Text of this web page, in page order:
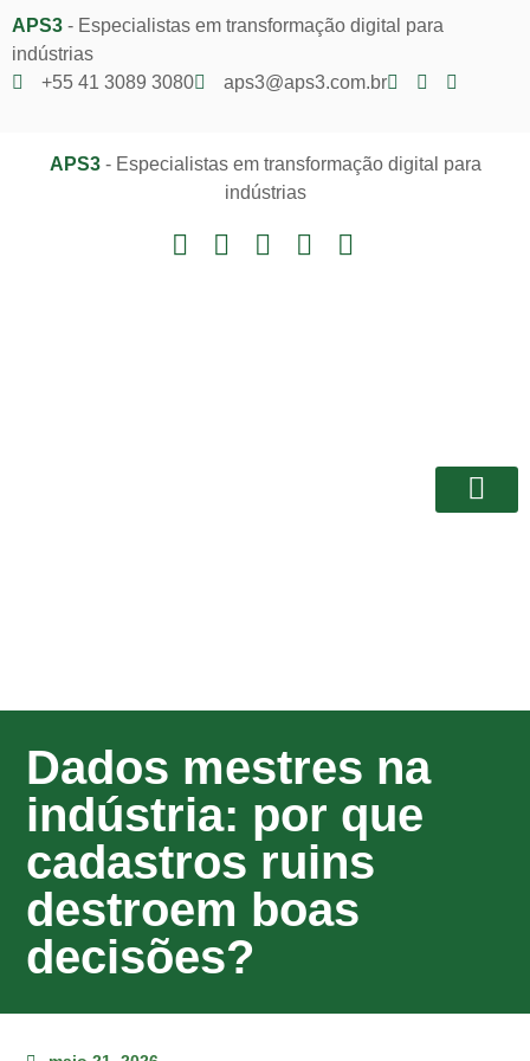
APS3 - Especialistas em transformação digital para
indústrias
+55 41 3089 3080
aps3@aps3.com.br
APS3- Especialistas em transformação digital para
indústrias
Dados mestres na
indústria: por que
cadastros ruins
destroem boas
decisões?